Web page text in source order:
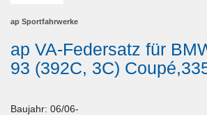
ap Sportfahrwerke
ap VA-Federsatz für
93 (392C, 3C)
Baujahr: 06/06-